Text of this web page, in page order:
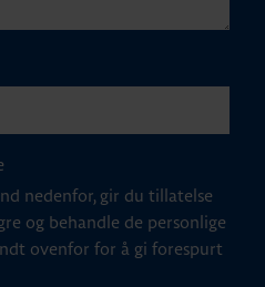
nedenfor, gir du tillatelse
og behandle de personlige
ovenfor for å gi forespurt